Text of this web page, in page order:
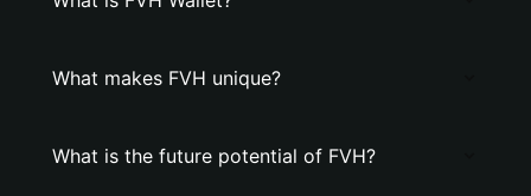
What makes FVH unique?
What is the future potential of FVH?